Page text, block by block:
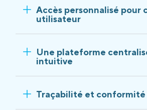
Accès personnalisé pour
utilisateur
Une plateforme
intuitive
Traçabilité et conformité